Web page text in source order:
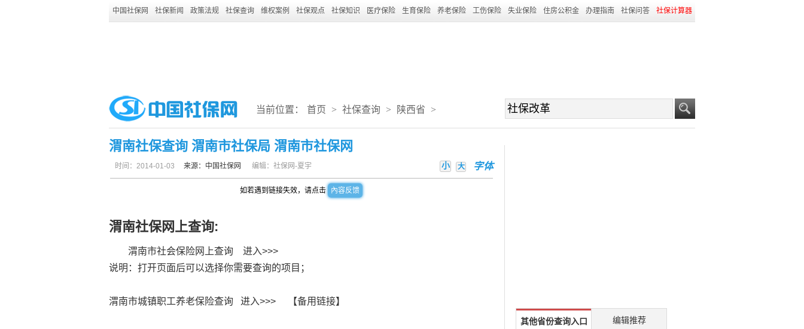
中国社保网 社保新闻 政策法规 社保查询 维权案例 社保观点 社保知识 医疗保险 生育保险 养老保险 工伤保险 失业保险 住房公积金 办理指南 社保问答 社保计算器
当前位置： 首页 > 社保查询 > 陕西省 >
渭南社保查询 渭南市社保局 渭南市社保网
字体
小 大
时间：2014-01-03 来源： 中国社保网 编辑：社保网-夏宇
如若遇到链接失效，请点击 內容反馈
渭南社保网上查询:
渭南市社会保险网上查询 进入>>>
说明：打开页面后可以选择你需要查询的项目；
渭南市城镇职工养老保险查询 进入>>> 【备用链接】
其他省份查询入口 编辑推荐